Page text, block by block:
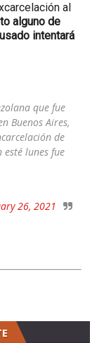
al
alguno de
intentará
que fue
Buenos Aires,
de
lunes fue
26, 2021